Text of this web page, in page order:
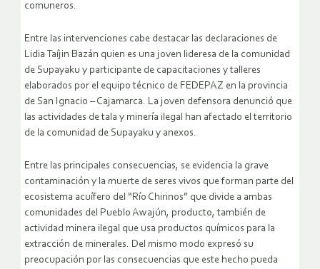
comuneros.
Entre las intervenciones cabe destacar las declaraciones de
Lidia Taíjin Bazán quien es una joven lideresa de la comunidad
de Supayaku y participante de capacitaciones y talleres
elaborados por el equipo técnico de FEDEPAZ en la provincia
de San Ignacio – Cajamarca. La joven defensora denunció que
las actividades de tala y minería ilegal han afectado el territorio
de la comunidad de Supayaku y anexos.
Entre las principales consecuencias, se evidencia la grave
contaminación y la muerte de seres vivos que forman parte del
ecosistema acuífero del “Río Chirinos” que divide a ambas
comunidades del Pueblo Awajún, producto, también de
actividad minera ilegal que usa productos químicos para la
extracción de minerales. Del mismo modo expresó su
preocupación por las consecuencias que este hecho pueda